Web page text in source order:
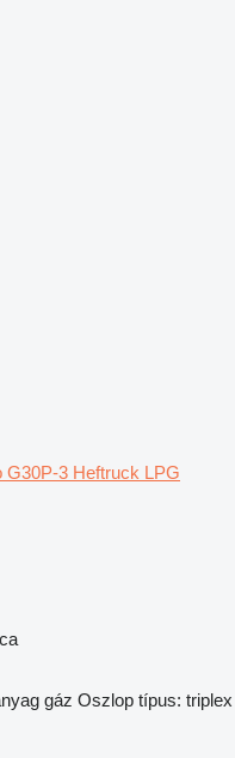
G30P-3 Heftruck LPG
gáz Oszlop típus: triplex